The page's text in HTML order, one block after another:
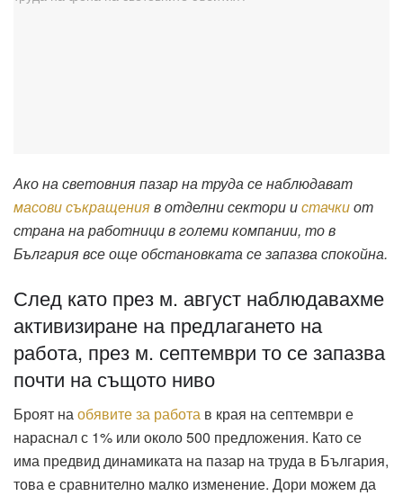
Ако на световния пазар на труда се наблюдават
масови съкращенияв отделни сектори истачкиот
страна на работници в големи компании, то в
България все още обстановката се запазва спокойна.
След като през м. август наблюдавахме
активизиране на предлагането на
работа, през м. септември то се запазва
почти на същото ниво
Броят наобявите за работа в края на септември е
нараснал с 1% или около 500 предложения. Като се
има предвид динамиката на пазар на труда в България,
това е сравнително малко изменение. Дори можем да